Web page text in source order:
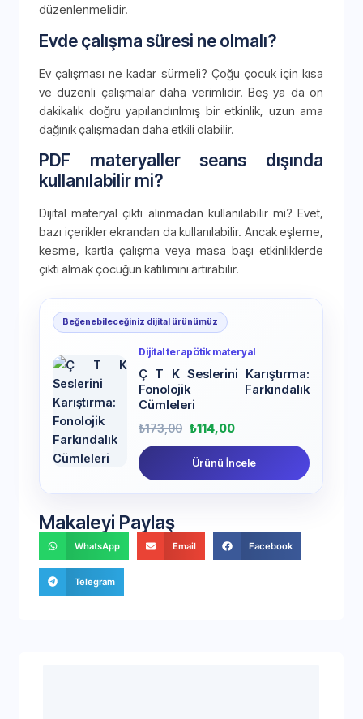
düzenlenmelidir.
Evde çalışma süresi ne olmalı?
Ev çalışması ne kadar sürmeli? Çoğu çocuk için kısa
ve düzenli çalışmalar daha verimlidir. Beş ya da on
dakikalık doğru yapılandırılmış bir etkinlik, uzun ama
dağınık çalışmadan daha etkili olabilir.
PDF materyaller seans dışında
kullanılabilir mi?
Dijital materyal çıktı alınmadan kullanılabilir mi? Evet,
bazı içerikler ekrandan da kullanılabilir. Ancak eşleme,
kesme, kartla çalışma veya masa başı etkinliklerde
çıktı almak çocuğun katılımını artırabilir.
Beğenebileceğiniz dijital ürünümüz
Dijital terapötik materyal
Ç T K Seslerini Karıştırma:
Fonolojik Farkındalık
Cümleleri
₺173,00 ₺114,00
Ürünü İncele
Makaleyi Paylaş
WhatsApp Email Facebook
Telegram